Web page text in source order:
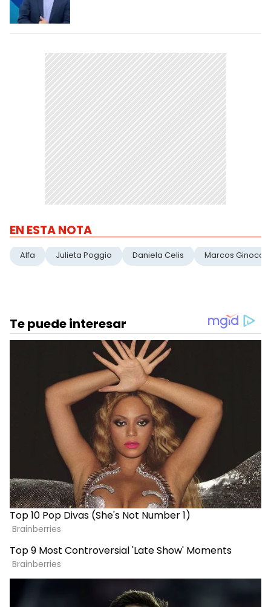
EN ESTA NOTA
Alfa Julieta Poggio Daniela Celis Marcos